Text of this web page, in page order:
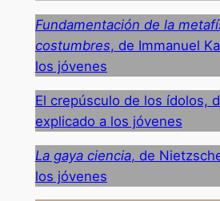
Fundamentación de la
costumbres, de Immanuel
los jóvenes
El crepúsculo de los ídolos,
explicado a los jóvenes
La gaya ciencia, de
los jóvenes